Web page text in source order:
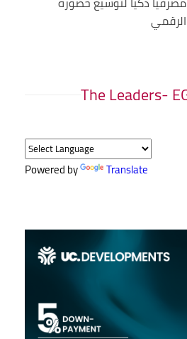
الرقمي
Powered by Translate